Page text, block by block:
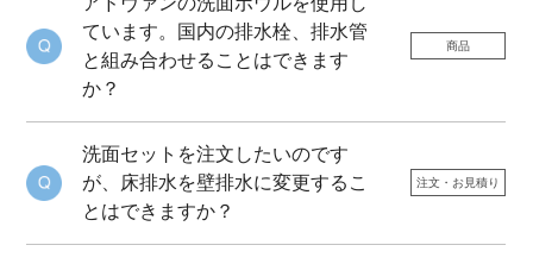
ています。国内の排水栓、排水管
と組み合わせることはできます
か？
商品
洗面セットを注文したいのです
が、床排水を壁排水に変更するこ
とはできますか？
注文・お見積り